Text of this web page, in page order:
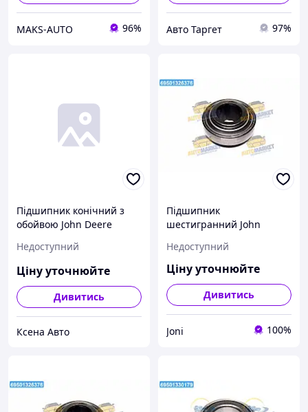
MAKS-AUTO 96% Авто Таргет 97%
Підшипник конічний з
обойвою John Deere
Недоступний
Ціну уточнюйте
Дивитись
Ксена Авто
Підшипник
шестигранний John
Ferguson (Cametet) 11909-
88 UA22
Недоступний
Ціну уточнюйте
Дивитись
Joni 100%